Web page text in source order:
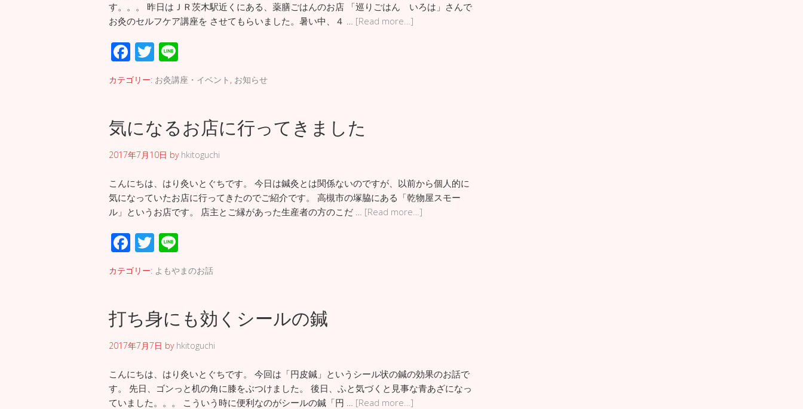
す。。。 昨日はＪＲ茨木駅近くにある、薬膳ごはんのお店 「巡りごはん いろは」さんで
お灸のセルフケア講座を させてもらいました。暑い中、４ … [Read more…]
F
ac
e
o
o
k
T
wi
tt
n
e
カテゴリー: お灸講座・イベント , お知らせ
気になるお店に行ってきました
2017年7月10日 by hkitoguchi
こんにちは、はり灸いとぐちです。 今日は鍼灸とは関係ないのですが、以前から個人的に
気になっていたお店に行ってきたのでご紹介です。 高槻市の塚脇にある「乾物屋スモー
ル」というお店です。 店主とご縁があった生産者の方のこだ … [Read more…]
F
ac
e
o
o
k
T
wi
tt
n
e
カテゴリー: よもやまのお話
打ち身にも効くシールの鍼
2017年7月7日 by hkitoguchi
こんにちは、はり灸いとぐちです。 今回は「円皮鍼」というシール状の鍼の効果のお話で
す。 先日、ゴンっと机の角に膝をぶつけました。 後日、ふと気づくと見事な青あざになっ
ていました。。。 こういう時に便利なのがシールの鍼「円 … [Read more…]